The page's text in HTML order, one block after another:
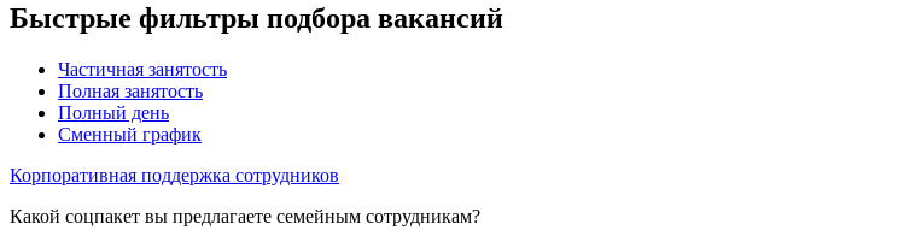
Быстрые фильтры подбора вакансий
Частичная занятость
Полная занятость
Полный день
Сменный график
Корпоративная поддержка сотрудников
Какой соцпакет вы предлагаете семейным сотрудникам?